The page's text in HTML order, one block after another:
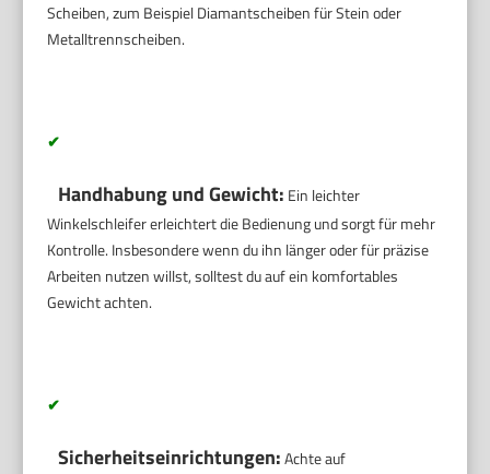
Scheiben, zum Beispiel Diamantscheiben für Stein oder
Metalltrennscheiben.
✔
Handhabung und Gewicht: Ein leichter
Winkelschleifer erleichtert die Bedienung und sorgt für mehr
Kontrolle. Insbesondere wenn du ihn länger oder für präzise
Arbeiten nutzen willst, solltest du auf ein komfortables
Gewicht achten.
✔
Sicherheitseinrichtungen:Achte auf